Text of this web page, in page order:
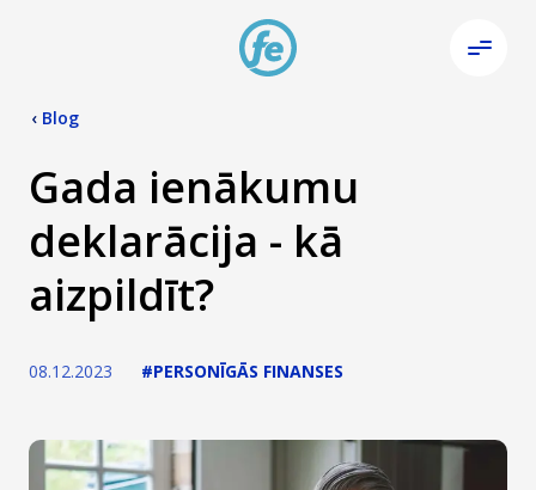
‹ Blog
Gada ienākumu
deklarācija - kā
aizpildīt?
08.12.2023 #PERSONĪGĀS FINANSES